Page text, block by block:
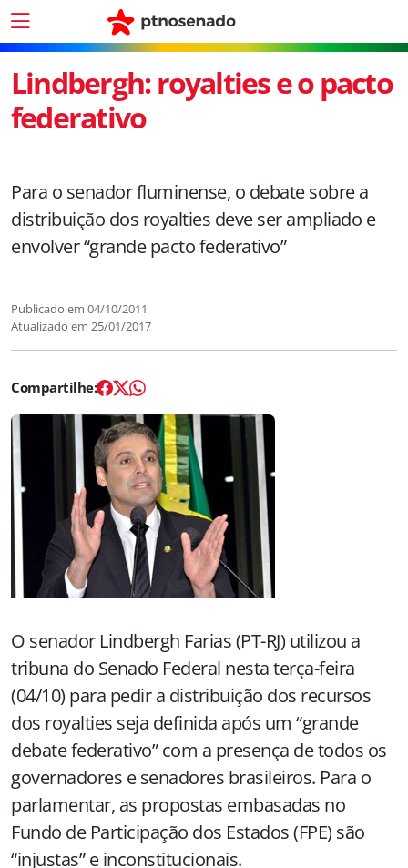
Lindbergh: royalties e o pacto
federativo
Para o senador fluminense, o debate sobre a
distribuição dos royalties deve ser ampliado e
envolver “grande pacto federativo”
Publicado em 04/10/2011
Atualizado em 25/01/2017
O senador Lindbergh Farias (PT-RJ) utilizou a
tribuna do Senado Federal nesta terça-feira
(04/10) para pedir a distribuição dos recursos
dos royalties seja definida após um “grande
debate federativo” com a presença de todos os
governadores e senadores brasileiros. Para o
parlamentar, as propostas embasadas no
Fundo de Participação dos Estados (FPE) são
“injustas” e inconstitucionais.